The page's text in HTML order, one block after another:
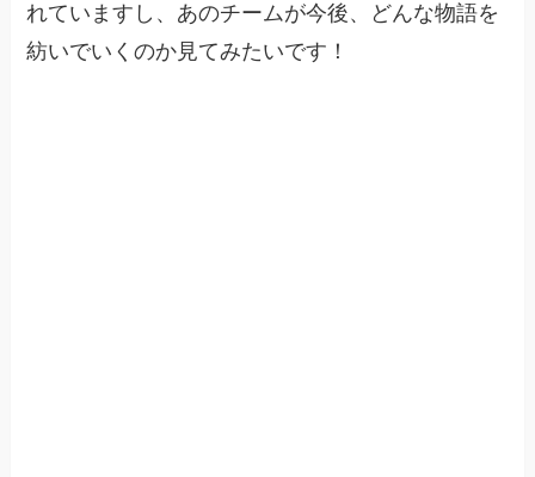
れていますし、あのチームが今後、どんな物語を
紡いでいくのか見てみたいです！